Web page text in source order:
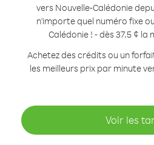
vers Nouvelle-Calédonie
n'importe quel numéro fixe
Calédonie ! - dès 37.5 ¢ la
Achetez des crédits ou un
les meilleurs prix par minute
Voir les